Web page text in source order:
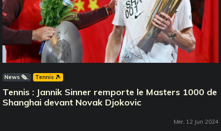
News 🗞️ Tennis 🎾
Tennis : Jannik Sinner remporte le Masters 1000 de
Shanghai devant Novak Djokovic
Mer, 12 Jun 2024